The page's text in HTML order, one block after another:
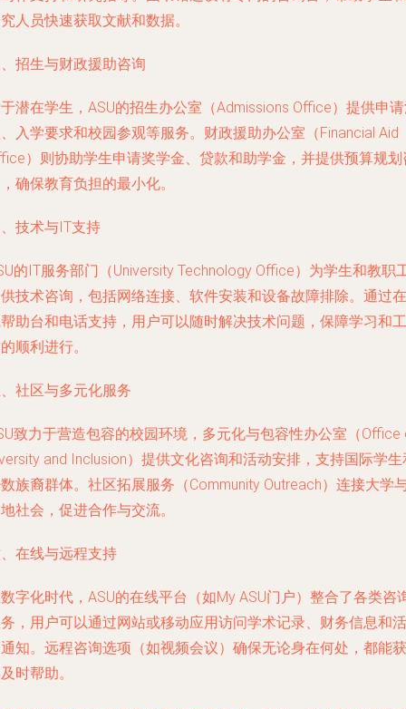
人员快速获取文献和数据。
招生与财政援助咨询
潜在学生，ASU的招生办公室（Admissions Office）提供申
入学要求和校园参观等服务。财政援助办公室（Financial Aid
）则协助学生申请奖学金、贷款和助学金，并提供预算规划
确保教育负担的最小化。
技术与IT支持
的IT服务部门（University Technology Office）为学生和教职
技术咨询，包括网络连接、软件安装和设备故障排除。通过在
助台和电话支持，用户可以随时解决技术问题，保障学习和工
顺利进行。
社区与多元化服务
致力于营造包容的校园环境，多元化与包容性办公室（Office
and Inclusion）提供文化咨询和活动安排，支持国际学生
族裔群体。社区拓展服务（Community Outreach）连接大学
社会，促进合作与交流。
在线与远程支持
字化时代，ASU的在线平台（如My ASU门户）整合了各类咨
，用户可以通过网站或移动应用访问学术记录、财务信息和活
知。远程咨询选项（如视频会议）确保无论身在何处，都能获
时帮助。